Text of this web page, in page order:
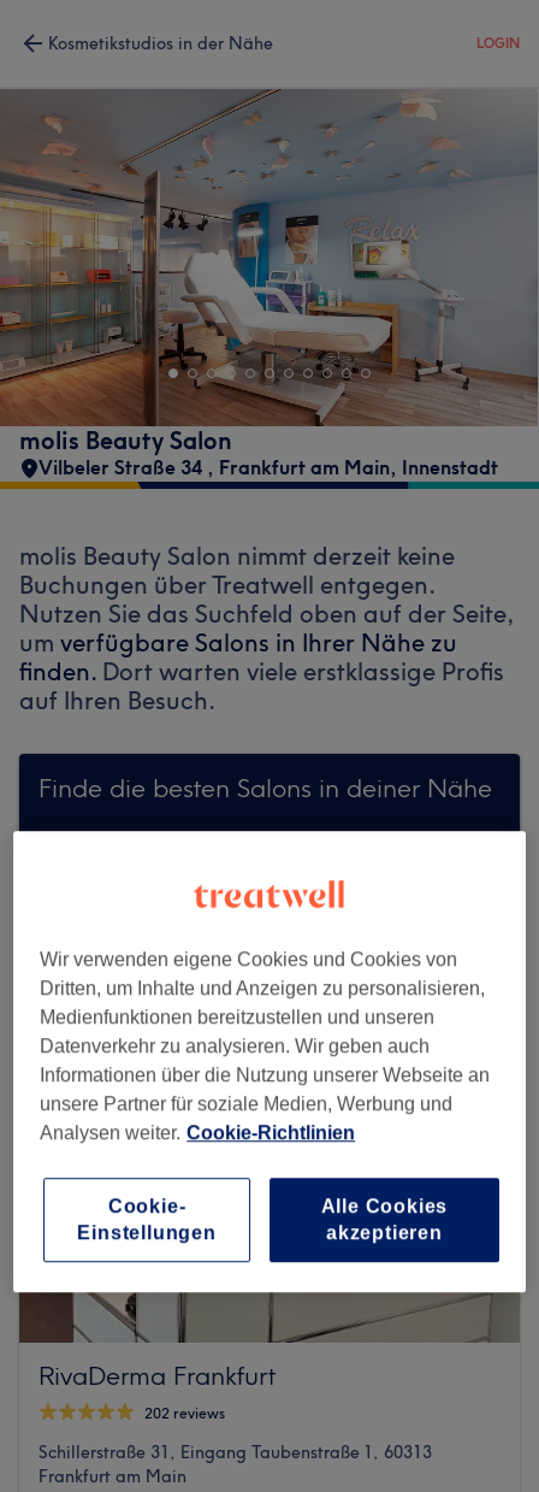
Kosmetikstudios in der Nähe LOGIN
molis Beauty Salon
Vilbeler Straße 34 , Frankfurt am Main, Innenstadt
molis Beauty Salon nimmt derzeit keine
Buchungen über Treatwell entgegen.
Nutzen Sie das Suchfeld oben auf der Seite,
um verfügbare Salons in Ihrer Nähe zu
finden. Dort warten viele erstklassige Profis
auf Ihren Besuch.
Finde die besten Salons in deiner Nähe
RivaDerma Frankfurt
202 reviews
Schillerstraße 31, Eingang Taubenstraße 1, 60313
Frankfurt am Main
Wir verwenden eigene Cookies und Cookies von
Dritten, um Inhalte und Anzeigen zu personalisieren,
Medienfunktionen bereitzustellen und unseren
Datenverkehr zu analysieren. Wir geben auch
Informationen über die Nutzung unserer Webseite an
unsere Partner für soziale Medien, Werbung und
Analysen weiter. Cookie-Richtlinien
Cookie-
Einstellungen
Alle Cookies
akzeptieren